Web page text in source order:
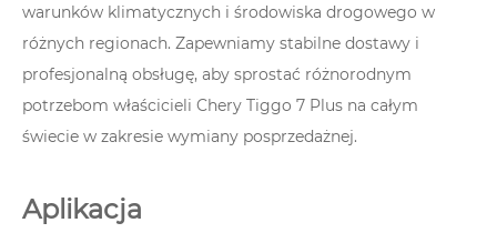
warunków klimatycznych i środowiska drogowego w
różnych regionach. Zapewniamy stabilne dostawy i
profesjonalną obsługę, aby sprostać różnorodnym
potrzebom właścicieli Chery Tiggo 7 Plus na całym
świecie w zakresie wymiany posprzedażnej.
Aplikacja